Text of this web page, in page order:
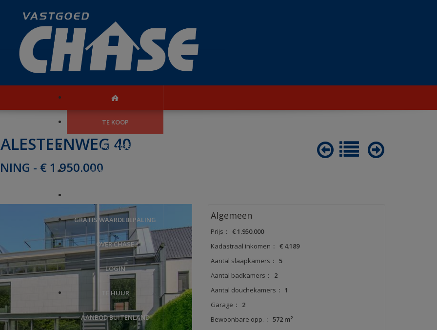
TE KOOP
PRESTIGE
HANDELSZAKEN
GRATIS WAARDEBEPALING
OVER CHASE
LOGIN
TE HUUR
AANBOD BUITENLAND
40
- € 1.950.000
Algemeen
Prijs : € 1.950.000
Kadastraal inkomen : € 4.189
Aantal slaapkamers : 5
Aantal badkamers :
2
Aantal douchekamers :
1
Garage :
2
Bewoonbare opp. : 572 m²